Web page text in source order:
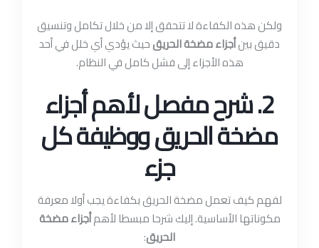
ولكن هذه الكفاءة لا تتحقق إلا من خلال تكامل وتنسيق
دقيق بينأجزاء مضخة الحريقحيث يؤدي أي خلل في أحد
هذه الأجزاء إلى فشل كامل في النظام.
2. شرح مفصل لأهم أجزاء
مضخة الحريق ووظيفة كل
جزء
لفهم كيف تعمل مضخة الحريق بكفاءة يجب أولا معرفة
مكوناتها الأساسية. إليك شرحا مبسطا لأهمأجزاء مضخة
الحريق: